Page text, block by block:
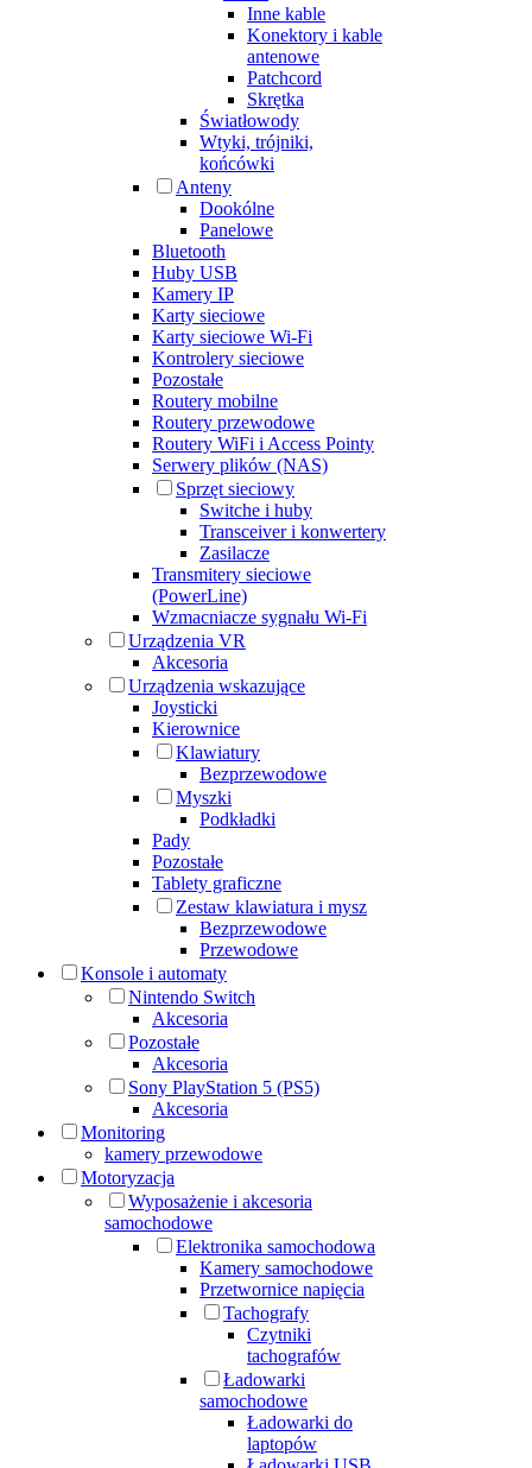
Inne kable
Konektory i kable
antenowe
Patchcord
Skrętka
Światłowody
Wtyki, trójniki,
końcówki
Anteny
Dookólne
Panelowe
Bluetooth
Huby USB
Kamery IP
Karty sieciowe
Karty sieciowe Wi-Fi
Kontrolery sieciowe
Pozostałe
Routery mobilne
Routery przewodowe
Routery WiFi i Access Pointy
Serwery plików (NAS)
Sprzęt sieciowy
Switche i huby
Transceiver i konwertery
Zasilacze
Transmitery sieciowe
(PowerLine)
Wzmacniacze sygnału Wi-Fi
Urządzenia VR
Akcesoria
Urządzenia wskazujące
Joysticki
Kierownice
Klawiatury
Bezprzewodowe
Myszki
Podkładki
Pady
Pozostałe
Tablety graficzne
Zestaw klawiatura i mysz
Bezprzewodowe
Przewodowe
Konsole i automaty
Nintendo Switch
Akcesoria
Pozostałe
Akcesoria
Sony PlayStation 5 (PS5)
Akcesoria
Monitoring
kamery przewodowe
Motoryzacja
Wyposażenie i akcesoria
samochodowe
Elektronika samochodowa
Kamery samochodowe
Przetwornice napięcia
Tachografy
Czytniki
tachografów
Ładowarki
samochodowe
Ładowarki do
laptopów